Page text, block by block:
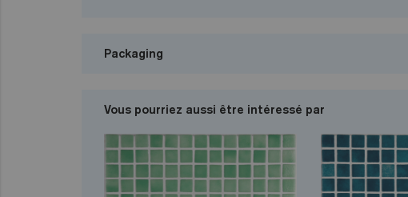
Packaging
Vous pourriez aussi être intéressé par